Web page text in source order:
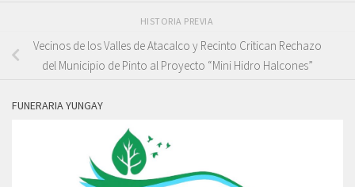
HISTORIA PREVIA
Vecinos de los Valles de Atacalco y Recinto Critican Rechazo
del Municipio de Pinto al Proyecto “Mini Hidro Halcones”
FUNERARIA YUNGAY